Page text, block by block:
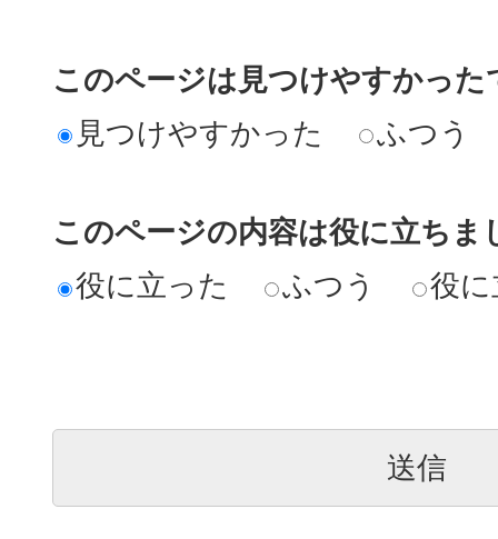
このページは見つけやすかった
見つけやすかった
ふつう
このページの内容は役に立ちま
役に立った
ふつう 役